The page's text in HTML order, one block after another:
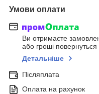
Умови оплати
Ви отримаєте
або гроші
Детальніше
Післяплата
Оплата на рахунок